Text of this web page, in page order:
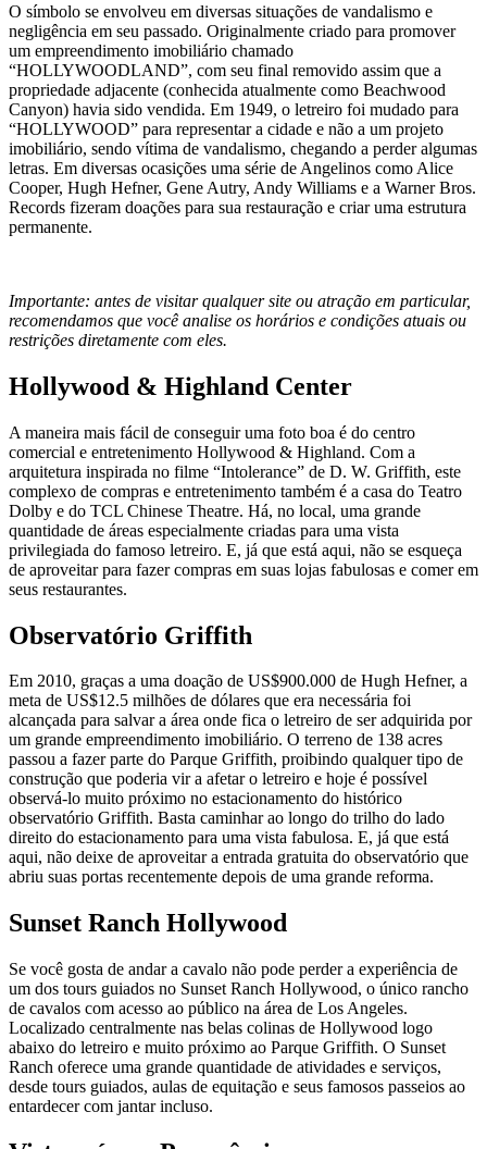
O símbolo se envolveu em diversas situações de vandalismo e
negligência em seu passado. Originalmente criado para promover
um empreendimento imobiliário chamado
“HOLLYWOODLAND”, com seu final removido assim que a
propriedade adjacente (conhecida atualmente como Beachwood
Canyon) havia sido vendida. Em 1949, o letreiro foi mudado para
“HOLLYWOOD” para representar a cidade e não a um projeto
imobiliário, sendo vítima de vandalismo, chegando a perder algumas
letras. Em diversas ocasições uma série de Angelinos como Alice
Cooper, Hugh Hefner, Gene Autry, Andy Williams e a Warner Bros.
Records fizeram doações para sua restauração e criar uma estrutura
permanente.
Importante: antes de visitar qualquer site ou atração em particular,
recomendamos que você analise os horários e condições atuais ou
restrições diretamente com eles.
Hollywood & Highland Center
A maneira mais fácil de conseguir uma foto boa é do centro
comercial e entretenimento Hollywood & Highland. Com a
arquitetura inspirada no filme “Intolerance” de D. W. Griffith, este
complexo de compras e entretenimento também é a casa do Teatro
Dolby e do TCL Chinese Theatre. Há, no local, uma grande
quantidade de áreas especialmente criadas para uma vista
privilegiada do famoso letreiro. E, já que está aqui, não se esqueça
de aproveitar para fazer compras em suas lojas fabulosas e comer em
seus restaurantes.
Observatório Griffith
Em 2010, graças a uma doação de US$900.000 de Hugh Hefner, a
meta de US$12.5 milhões de dólares que era necessária foi
alcançada para salvar a área onde fica o letreiro de ser adquirida por
um grande empreendimento imobiliário. O terreno de 138 acres
passou a fazer parte do Parque Griffith, proibindo qualquer tipo de
construção que poderia vir a afetar o letreiro e hoje é possível
observá-lo muito próximo no estacionamento do histórico
observatório Griffith. Basta caminhar ao longo do trilho do lado
direito do estacionamento para uma vista fabulosa. E, já que está
aqui, não deixe de aproveitar a entrada gratuita do observatório que
abriu suas portas recentemente depois de uma grande reforma.
Sunset Ranch Hollywood
Se você gosta de andar a cavalo não pode perder a experiência de
um dos tours guiados no Sunset Ranch Hollywood, o único rancho
de cavalos com acesso ao público na área de Los Angeles.
Localizado centralmente nas belas colinas de Hollywood logo
abaixo do letreiro e muito próximo ao Parque Griffith. O Sunset
Ranch oferece uma grande quantidade de atividades e serviços,
desde tours guiados, aulas de equitação e seus famosos passeios ao
entardecer com jantar incluso.